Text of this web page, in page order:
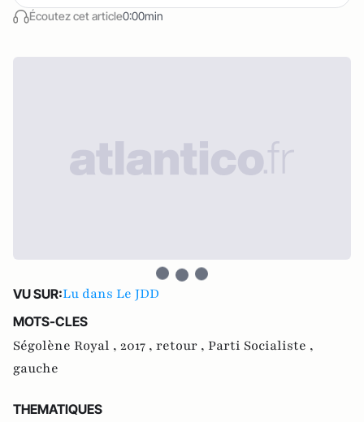
Écoutez cet article0:00min
VU SUR:Lu dans Le JDD
MOTS-CLES
Ségolène Royal , 2017 , retour , Parti Socialiste ,
gauche
THEMATIQUES